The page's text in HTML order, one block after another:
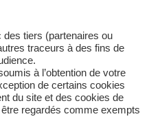
tiers (partenaires ou
traceurs à des fins de
à l’obtention de votre
de certains cookies
du site et des cookies de
regardés comme exempts